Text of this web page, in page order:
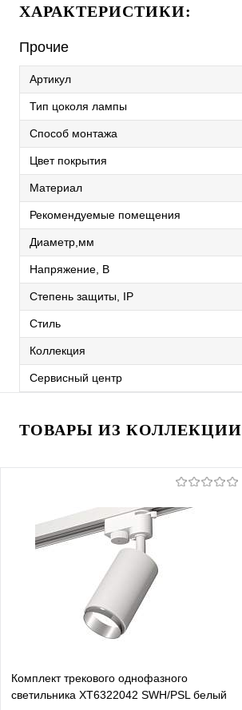
ХАРАКТЕРИСТИКИ:
Прочие
Артикул
Тип цоколя лампы
Способ монтажа
Цвет покрытия
Материал
Рекомендуемые помещения
Диаметр,мм
Напряжение, В
Степень защиты, IP
Стиль
Коллекция
Сервисный центр
ТОВАРЫ ИЗ КОЛЛЕКЦИИ
Комплект трекового однофазного
светильника XT6322042 SWH/PSL белый